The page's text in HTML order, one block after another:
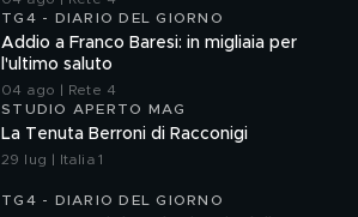
TG4 - DIARIO DEL GIORNO
Addio a Franco Baresi: in migliaia per
l'ultimo saluto
04 ago | Rete 4
STUDIO APERTO MAG
La Tenuta Berroni di Racconigi
29 lug | Italia 1
TG4 - DIARIO DEL GIORNO